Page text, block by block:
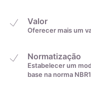
Valor
Oferecer mais um
Normatização
Estabelecer um
base na norma